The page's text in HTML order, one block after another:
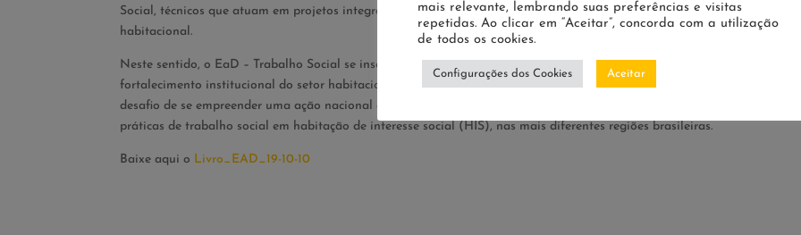
Social, técnicos que atuam em projetos integrados de urbanização e regularização de assentamentos precários e produção
habitacional.
Neste sentido, o EaD – Trabalho Social se insere no rol de esforços que vêm sendo empreendidos pela SNH visando o
fortalecimento institucional do setor habitacional dos municípios brasileiros. Sabemos da inovação e, principalmente, do
desafio de se empreender uma ação nacional de capacitação a distância voltada para o diálogo e aperfeiçoamento de
práticas de trabalho social em habitação de interesse social (HIS), nas mais diferentes regiões brasileiras.
Baixe aqui o Livro_EAD_19-10-10
mais relevante, lembrando suas preferências e visitas
repetidas. Ao clicar em “Aceitar”, concorda com a utilização
de todos os cookies.
Configurações dos Cookies Aceitar